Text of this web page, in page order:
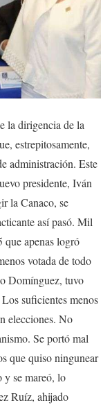
la dirigencia de la
estrepitosamente,
administración. Este
presidente, Iván
la Canaco, se
así pasó. Mil
apenas logró
votada de todo
Domínguez, tuvo
suficientes menos
elecciones. No
Se portó mal
que quiso ningunear
y se mareó, lo
Ruíz, ahijado